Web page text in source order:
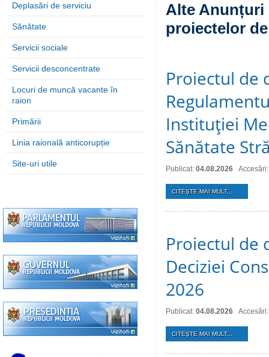
Deplasări de serviciu
Sănătate
Servicii sociale
Servicii desconcentrate
Locuri de muncă vacante în
raion
Primării
Linia raională anticorupție
Site-uri utile
Alte Anunțuri
proiectelor
Proiectul de
Instituţiei
Sănătate
Publicat: 04.08.2026
CITEŞTE MAI MULT...
Proiectul de
Deciziei
2026
Publicat: 04.08.2026
CITEŞTE MAI MULT...